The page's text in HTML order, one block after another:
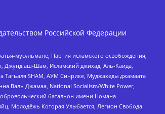
Российской Федерации
мусульмане, Партия исламского освобождения,
Джунд аш-Шам, Исламский джихад, Аль-Каида,
Тагьаля SHAM, АУМ Синрике, Муджахеды джамаата
Валь Джамаа, National Socialism/White Power,
батальон имени Номана
Молодёжь Которая Улыбается, Легион Свобода